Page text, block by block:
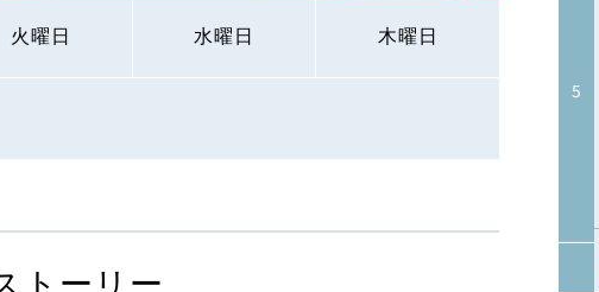
火曜日 水曜日 木曜日
トーリー